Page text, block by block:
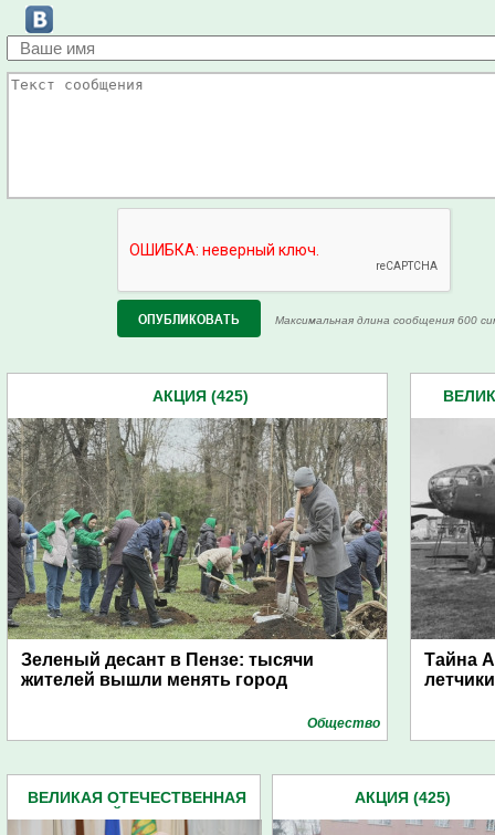
Максимальная длина сообщения 600
АКЦИЯ (425)
Зеленый десант в Пензе: тысячи
жителей вышли менять город
Общество
Тайна
ВЕЛИКАЯ ОТЕЧЕСТВЕННАЯ
АКЦИЯ (425)